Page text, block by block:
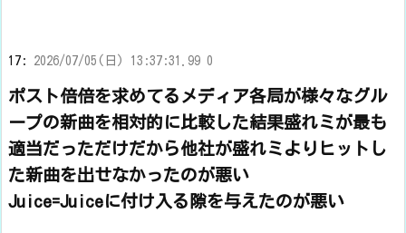
17: 2026/07/05(日) 13:37:31.99 0
ポスト倍倍を求めてるメディア各局が様々なグル
ープの新曲を相対的に比較した結果盛れミが最も
適当だっただけだから他社が盛れミよりヒットし
た新曲を出せなかったのが悪い
Juice=Juiceに付け入る隙を与えたのが悪い